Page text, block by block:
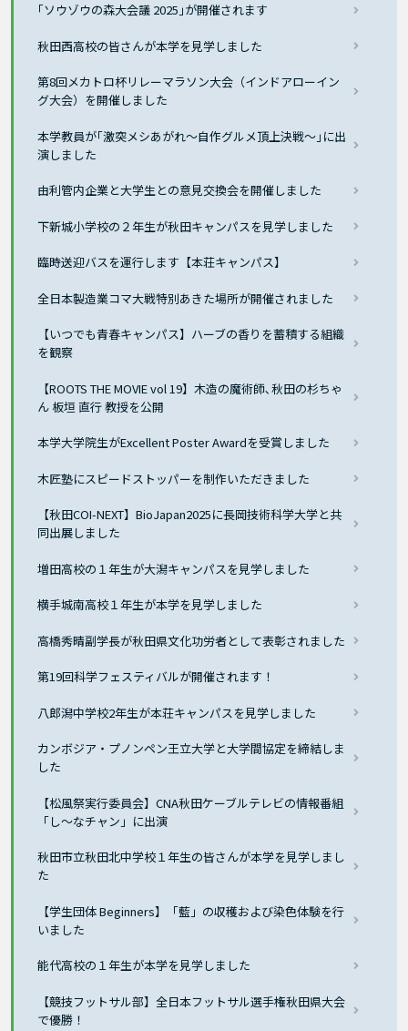
｢ソウゾウの森大会議 2025｣が開催されます
秋田西高校の皆さんが本学を見学しました
第8回メカトロ杯リレーマラソン大会（インドアローイン
グ大会）を開催しました
本学教員が｢激突メシあがれ〜自作グルメ頂上決戦〜｣に出
演しました
由利管内企業と大学生との意見交換会を開催しました
下新城小学校の２年生が秋田キャンパスを見学しました
臨時送迎バスを運行します【本荘キャンパス】
全日本製造業コマ大戦特別あきた場所が開催されました
【いつでも青春キャンパス】ハーブの香りを蓄積する組織
を観察
【ROOTS THE MOVIE vol 19】木造の魔術師､秋田の杉ちゃ
ん 板垣 直行 教授を公開
本学大学院生がExcellent Poster Awardを受賞しました
木匠塾にスピードストッパーを制作いただきました
【秋田COI-NEXT】BioJapan2025に長岡技術科学大学と共
同出展しました
増田高校の１年生が大潟キャンパスを見学しました
横手城南高校１年生が本学を見学しました
高橋秀晴副学長が秋田県文化功労者として表彰されました
第19回科学フェスティバルが開催されます！
八郎潟中学校2年生が本荘キャンパスを見学しました
カンボジア・プノンペン王立大学と大学間協定を締結しま
した
【松風祭実行委員会】CNA秋田ケーブルテレビの情報番組
「し～なチャン」に出演
秋田市立秋田北中学校１年生の皆さんが本学を見学しまし
た
【学生団体 Beginners】「藍」の収穫および染色体験を行
いました
能代高校の１年生が本学を見学しました
【競技フットサル部】全日本フットサル選手権秋田県大会
で優勝！